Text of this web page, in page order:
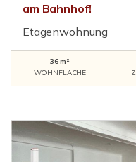
am Bahnhof!
Etagenwohnung
36 m²
WOHNFLÄCHE